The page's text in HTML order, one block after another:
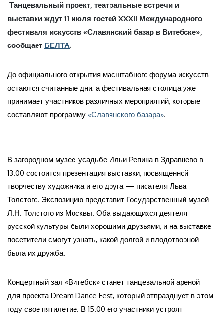
Танцевальный проект, театральные встречи и
выставки ждут 11 июля гостей XXXII Международного
фестиваля искусств «Славянский базар в Витебске»,
сообщает БЕЛТА.
До официального открытия масштабного форума искусств
остаются считанные дни, а фестивальная столица уже
принимает участников различных мероприятий, которые
составляют программу «Славянского базара».
В загородном музее-усадьбе Ильи Репина в Здравнево в
13.00 состоится презентация выставки, посвященной
творчеству художника и его друга — писателя Льва
Толстого. Экспозицию представит Государственный музей
Л.Н. Толстого из Москвы. Оба выдающихся деятеля
русской культуры были хорошими друзьями, и на выставке
посетители смогут узнать, какой долгой и плодотворной
была их дружба.
Концертный зал «Витебск» станет танцевальной ареной
для проекта Dream Dance Fest, который отпразднует в этом
году свое пятилетие. В 15.00 его участники устроят